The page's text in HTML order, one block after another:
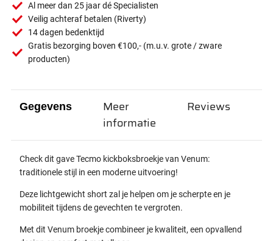
Al meer dan 25 jaar dé Specialisten
Veilig achteraf betalen (Riverty)
14 dagen bedenktijd
Gratis bezorging boven €100,- (m.u.v. grote / zware
producten)
Gegevens
Check dit gave Tecmo kickboksbroekje van Venum:
traditionele stijl in een moderne uitvoering!
Deze lichtgewicht short zal je helpen om je scherpte en je
mobiliteit tijdens de gevechten te vergroten.
Met dit Venum broekje combineer je kwaliteit, een opvallend
Meer
informatie
Reviews